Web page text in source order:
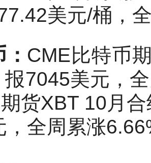
美元/桶，
CME比特币
7045美元，
货XBT 10月
，全周累涨